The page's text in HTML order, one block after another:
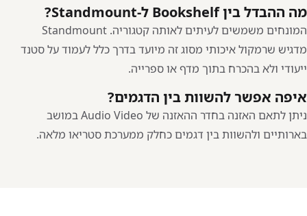
מה ההבדל בין Bookshelf ל-Standmount?
המונחים משמשים לעיתים לאותה קטגוריה. Standmount
מדגיש שרמקול איכותי מסוג זה מיועד בדרך כלל לעמוד על סטנד
ייעודי ולא בהכרח בתוך מדף או ספרייה.
איפה אפשר להשוות בין הדגמים?
ניתן לתאם האזנה בחדר ההאזנה של Audio Video במושב
בארותיים ולהשוות בין דגמים כחלק ממערכת סטריאו מלאה.